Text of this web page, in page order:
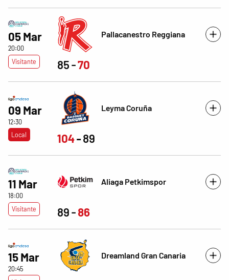
05 Mar
20:00
Visitante
Pallacanestro Reggiana
85 70
09 Mar
12:30
Local
Leyma Coruña
104 89
11 Mar
18:00
Visitante
Aliaga Petkimspor
89 86
15 Mar
20:45
Dreamland Gran Canaria